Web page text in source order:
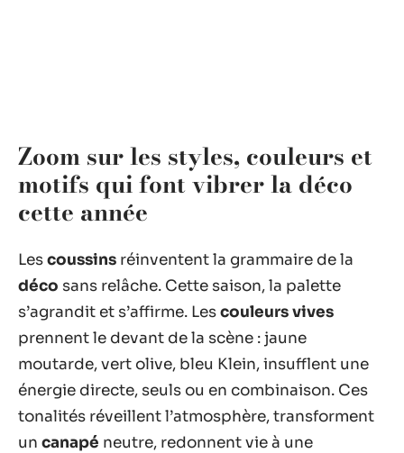
Zoom sur les styles, couleurs et
motifs qui font vibrer la déco
cette année
Lescoussins réinventent la grammaire de la
déco sans relâche. Cette saison, la palette
s’agrandit et s’affirme. Lescouleurs vives
prennent le devant de la scène : jaune
moutarde, vert olive, bleu Klein, insufflent une
énergie directe, seuls ou en combinaison. Ces
tonalités réveillent l’atmosphère, transforment
un canapé neutre, redonnent vie à une